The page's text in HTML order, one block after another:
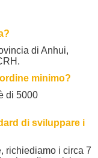
di Anhui,
minimo?
di 5000
di sviluppare i
richiediamo i circa 7